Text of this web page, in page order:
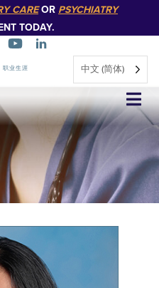
CAREOR PSYCHIATRY
TODAY.
职业生涯 中文 (简体)